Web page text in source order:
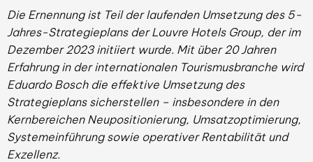
Die Ernennung ist Teil der laufenden Umsetzung des 5-
Jahres-Strategieplans der Louvre Hotels Group, der im
Dezember 2023 initiiert wurde. Mit über 20 Jahren
Erfahrung in der internationalen Tourismusbranche wird
Eduardo Bosch die effektive Umsetzung des
Strategieplans sicherstellen – insbesondere in den
Kernbereichen Neupositionierung, Umsatzoptimierung,
Systemeinführung sowie operativer Rentabilität und
Exzellenz.